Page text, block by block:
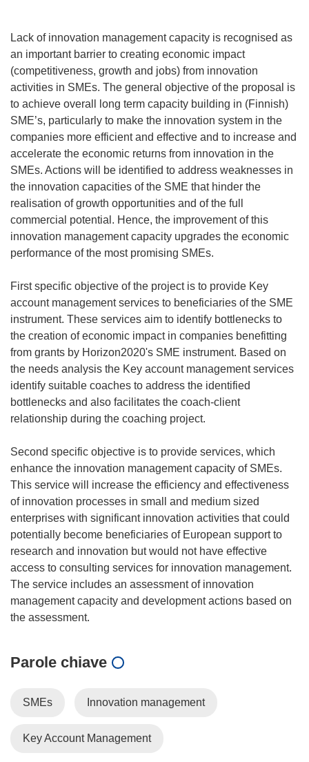
Lack of innovation management capacity is recognised as
an important barrier to creating economic impact
(competitiveness, growth and jobs) from innovation
activities in SMEs. The general objective of the proposal is
to achieve overall long term capacity building in (Finnish)
SME’s, particularly to make the innovation system in the
companies more efficient and effective and to increase and
accelerate the economic returns from innovation in the
SMEs. Actions will be identified to address weaknesses in
the innovation capacities of the SME that hinder the
realisation of growth opportunities and of the full
commercial potential. Hence, the improvement of this
innovation management capacity upgrades the economic
performance of the most promising SMEs.
First specific objective of the project is to provide Key
account management services to beneficiaries of the SME
instrument. These services aim to identify bottlenecks to
the creation of economic impact in companies benefitting
from grants by Horizon2020's SME instrument. Based on
the needs analysis the Key account management services
identify suitable coaches to address the identified
bottlenecks and also facilitates the coach-client
relationship during the coaching project.
Second specific objective is to provide services, which
enhance the innovation management capacity of SMEs.
This service will increase the efficiency and effectiveness
of innovation processes in small and medium sized
enterprises with significant innovation activities that could
potentially become beneficiaries of European support to
research and innovation but would not have effective
access to consulting services for innovation management.
The service includes an assessment of innovation
management capacity and development actions based on
Parole chiave
SMEs Innovation management
Key Account Management